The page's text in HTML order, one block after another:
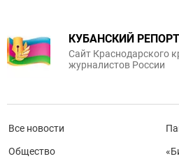
КУБАНСКИЙ
Сайт Краснодарского
журналистов России
Все новости
Общество